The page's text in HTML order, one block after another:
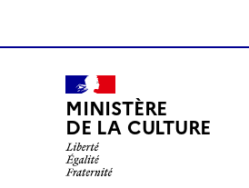
MINISTÈRE
DE LA CULTURE